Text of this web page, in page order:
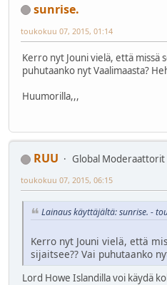
sunrise.
toukokuu 07, 2015, 01:14
Kerro nyt Jouni vielä, että missä
puhutaanko nyt Vaalimaasta?
Huumorilla,,,
RUU
Global Moderaattorit
toukokuu 07, 2015, 06:15
Lainaus käyttäjältä: sunrise. -
Kerro nyt Jouni vielä, että
sijaitsee?? Vai puhutaanko
Lord Howe Islandilla voi käydä